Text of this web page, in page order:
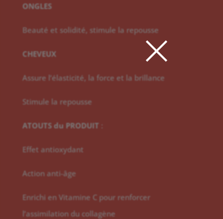
ONGLES
Beauté et solidité, stimule la repousse
CHEVEUX
Assure l’élasticité, la force et la brillance
Stimule la repousse
ATOUTS du PRODUIT
Effet antioxydant
Action anti-âge
Enrichi en Vitamine C pour renforcer
l’assimilation du collagène
×